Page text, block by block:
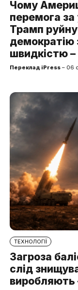
Чому
перемога
Трамп
демократію
швидкістю –
Переклад iPress – 06
ТЕХНОЛОГІЇ
Загроза
слід
виробляють